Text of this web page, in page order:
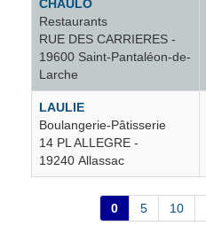
Darnets
Davignac
Donzenac
Espagnac
CHAULO
Restaurants
RUE DES CARRIERES -
19600 Saint-Pantaléon-de-
Larche
LAULIE
Boulangerie-Pâtisserie
14 PL ALLEGRE -
19240 Allassac
0 5 10